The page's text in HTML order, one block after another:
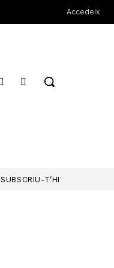
Accedeix
SUBSCRIU-T’HI